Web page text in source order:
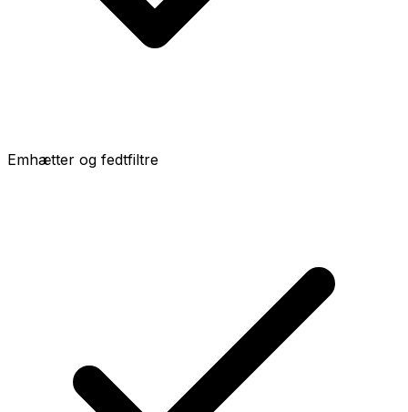
Emhætter og fedtfiltre